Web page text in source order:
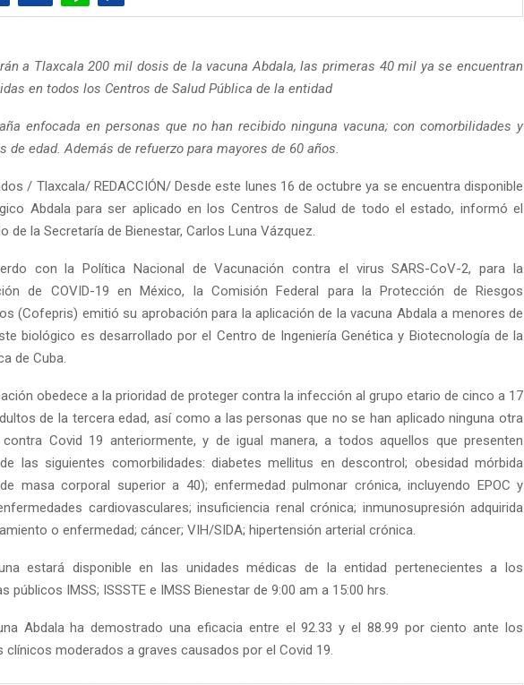
a Tlaxcala 200 mil dosis de la vacuna Abdala, las primeras 40 mil ya se encuentran
en todos los Centros de Salud Pública de la entidad
enfocada en personas que no han recibido ninguna vacuna; con comorbilidades y
de edad. Además de refuerzo para mayores de 60 años.
/ Tlaxcala/ REDACCIÓN/ Desde este lunes 16 de octubre ya se encuentra disponible
Abdala para ser aplicado en los Centros de Salud de todo el estado, informó el
de la Secretaría de Bienestar, Carlos Luna Vázquez.
con la Política Nacional de Vacunación contra el virus SARS-CoV-2, para la
de COVID-19 en México, la Comisión Federal para la Protección de Riesgos
(Cofepris) emitió su aprobación para la aplicación de la vacuna Abdala a menores de
biológico es desarrollado por el Centro de Ingeniería Genética y Biotecnología de la
de Cuba.
obedece a la prioridad de proteger contra la infección al grupo etario de cinco a 17
de la tercera edad, así como a las personas que no se han aplicado ninguna otra
contra Covid 19 anteriormente, y de igual manera, a todos aquellos que presenten
las siguientes comorbilidades: diabetes mellitus en descontrol; obesidad mórbida
masa corporal superior a 40); enfermedad pulmonar crónica, incluyendo EPOC y
cardiovasculares; insuficiencia renal crónica; inmunosupresión adquirida
o enfermedad; cáncer; VIH/SIDA; hipertensión arterial crónica.
estará disponible en las unidades médicas de la entidad pertenecientes a los
públicos IMSS; ISSSTE e IMSS Bienestar de 9:00 am a 15:00 hrs.
Abdala ha demostrado una eficacia entre el 92.33 y el 88.99 por ciento ante los
clínicos moderados a graves causados por el Covid 19.